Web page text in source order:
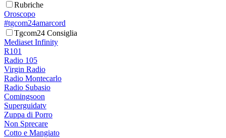
Rubriche
Oroscopo
#tgcom24amarcord
Tgcom24 Consiglia
Mediaset Infinity
R101
Radio 105
Virgin Radio
Radio Montecarlo
Radio Subasio
Comingsoon
Superguidatv
Zuppa di Porro
Non Sprecare
Cotto e Mangiato